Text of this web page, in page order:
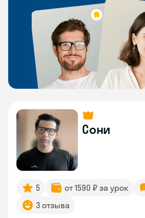
Сони
5 от 1590 ₽ за урок
3 отзыва